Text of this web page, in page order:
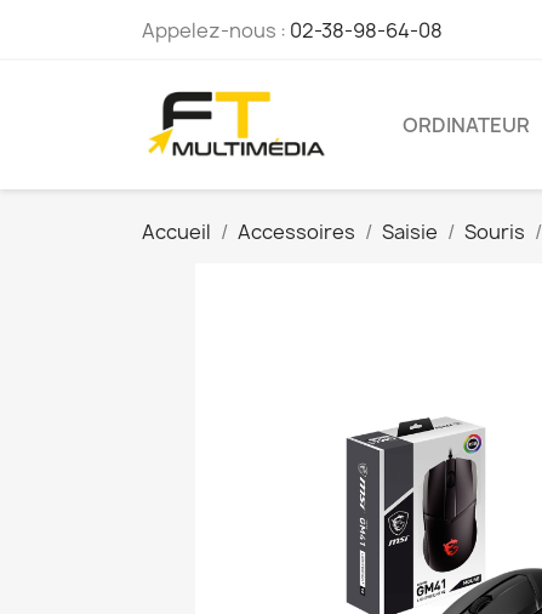
Appelez-nous : 02-38-98-64-08
ORDINATEUR
Accueil Accessoires Saisie Souris